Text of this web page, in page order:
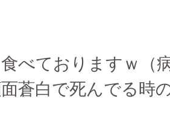
べておりますｗ（
蒼白で死んでる時